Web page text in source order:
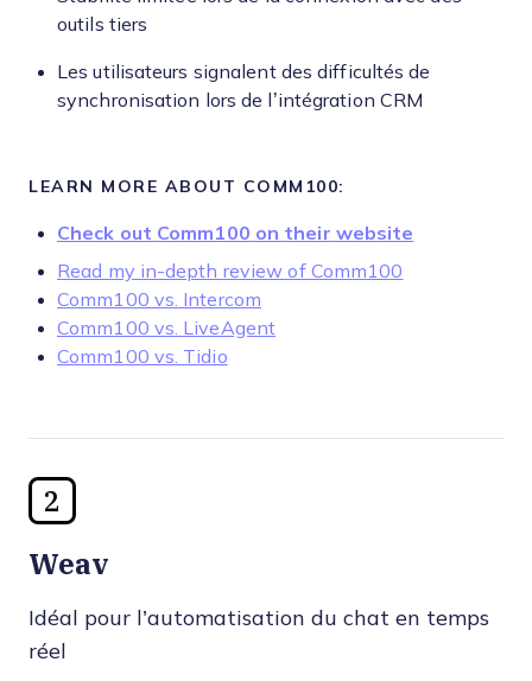
outils tiers
Les utilisateurs signalent des difficultés de
synchronisation lors de l’intégration CRM
LEARN MORE ABOUT COMM100:
Check out Comm100 on their website
Read my in-depth review of Comm100
Comm100 vs. Intercom
Comm100 vs. LiveAgent
Comm100 vs. Tidio
2
Weav
Idéal pour l’automatisation du chat en temps
réel